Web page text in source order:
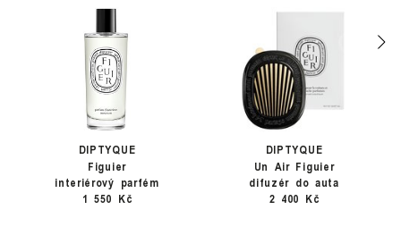
DIPTYQUE
Figuier
interiérový parfém
1 550 Kč
DIPTYQUE
Un Air Figuier
difuzér do auta
2 400 Kč